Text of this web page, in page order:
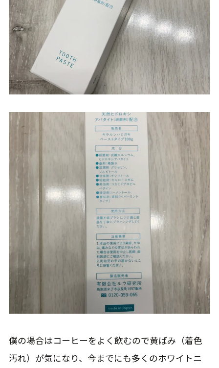
僕の場合はコーヒーをよく飲むので黄ばみ（着色
汚れ）が気になり、今までにも多くのホワイトニ